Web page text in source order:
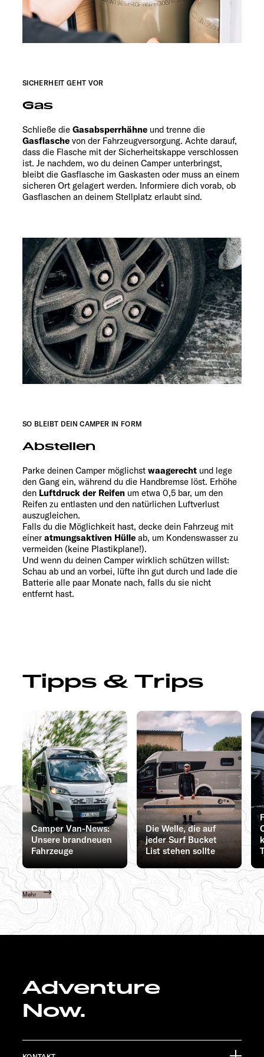
SICHERHEIT GEHT VOR
Gas
Schließe die Gasabsperrhähne und trenne die
Gasflasche von der Fahrzeugversorgung. Achte darauf,
dass die Flasche mit der Sicherheitskappe verschlossen
ist. Je nachdem, wo du deinen Camper unterbringst,
bleibt die Gasflasche im Gaskasten oder muss an einem
sicheren Ort gelagert werden. Informiere dich vorab, ob
Gasflaschen an deinem Stellplatz erlaubt sind.
SO BLEIBT DEIN CAMPER IN FORM
Abstellen
Parke deinen Camper möglichst waagerecht und lege
den Gang ein, während du die Handbremse löst. Erhöhe
den Luftdruck der Reifen um etwa 0,5 bar, um den
Reifen zu entlasten und den natürlichen Luftverlust
auszugleichen.
Falls du die Möglichkeit hast, decke dein Fahrzeug mit
einer atmungsaktiven Hülle ab, um Kondenswasser zu
vermeiden (keine Plastikplane!).
Und wenn du deinen Camper wirklich schützen willst:
Schau ab und an vorbei, lüfte ihn gut durch und lade die
Batterie alle paar Monate nach, falls du sie nicht
entfernt hast.
Tipps & Trips
Camper Van-News:
Unsere brandneuen
Fahrzeuge
Die Welle, die auf
jeder Surf Bucket
List stehen sollte
Mehr
Adventure
Now.